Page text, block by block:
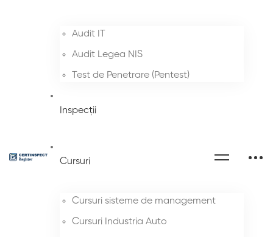
Audit IT
Audit Legea NIS
Test de Penetrare (Pentest)
Inspecții
Cursuri
Cursuri sisteme de management
Cursuri Industria Auto